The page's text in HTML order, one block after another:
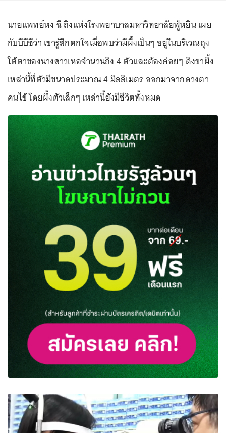
นายแพทย์หง ฉี ถิงแห่งโรงพยาบาลมหาวิทยาลัยฟู่หยิน เผย
กับบีบีซีว่า เขารู้สึกตกใจเมื่อพบว่ามีผึ้งเป็นๆ อยู่ในบริเวณถุง
ใต้ตาของนางสาวเหอจำนวนถึง 4 ตัวและต้องค่อยๆ ดึงขาผึ้ง
เหล่านี้ที่ตัวมีขนาดประมาณ 4 มิลลิเมตร ออกมาจากดวงตา
คนไข้ โดยผึ้งตัวเล็กๆ เหล่านี้ยังมีชีวิตทั้งหมด